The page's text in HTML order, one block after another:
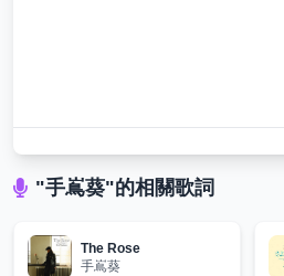
"手嶌葵"的相關歌詞
The Rose
手嶌葵